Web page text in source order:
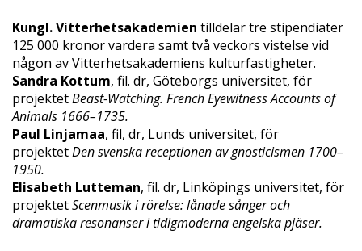
Kungl. Vitterhetsakademien tilldelar tre stipendiater
125 000 kronor vardera samt två veckors vistelse vid
någon av Vitterhetsakademiens kulturfastigheter.
Sandra Kottum, fil. dr, Göteborgs universitet, för
projektetBeast-Watching. French Eyewitness Accounts of
Animals 1666–1735.
Paul Linjamaa, fil, dr, Lunds universitet, för
projektetDen svenska receptionen av gnosticismen 1700–
1950.
Elisabeth Lutteman, fil. dr, Linköpings universitet, för
projektetScenmusik i rörelse: lånade sånger och
dramatiska resonanser i tidigmoderna engelska pjäser.